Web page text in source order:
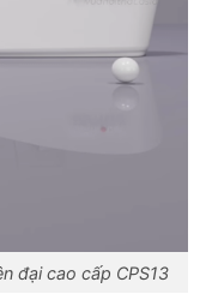
đại cao cấp CPS13